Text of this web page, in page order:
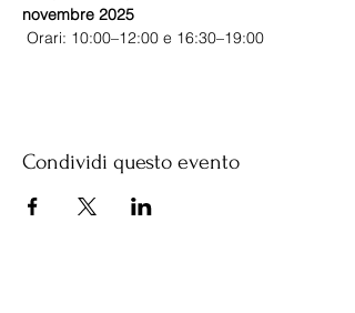
novembre 2025
Orari: 10:00–12:00 e 16:30–19:00
Condividi questo evento